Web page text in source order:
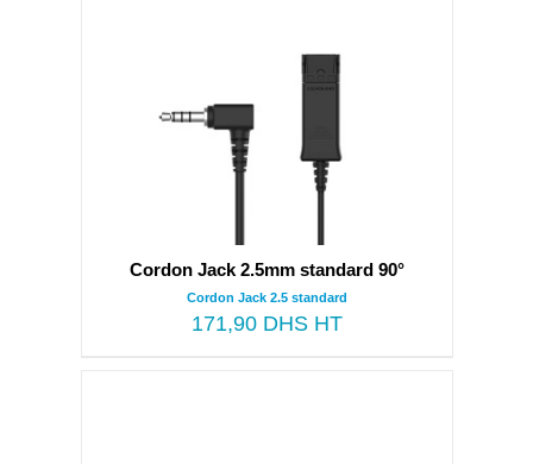
Cordon Jack 2.5mm standard 90°
Cordon Jack 2.5 standard
171,90DHS HT